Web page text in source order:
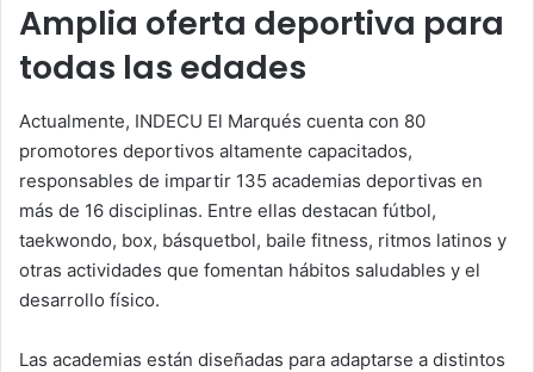
Amplia oferta deportiva para
todas las edades
Actualmente, INDECU El Marqués cuenta con 80
promotores deportivos altamente capacitados,
responsables de impartir 135 academias deportivas en
más de 16 disciplinas. Entre ellas destacan fútbol,
taekwondo, box, básquetbol, baile fitness, ritmos latinos y
otras actividades que fomentan hábitos saludables y el
desarrollo físico.
Las academias están diseñadas para adaptarse a distintos